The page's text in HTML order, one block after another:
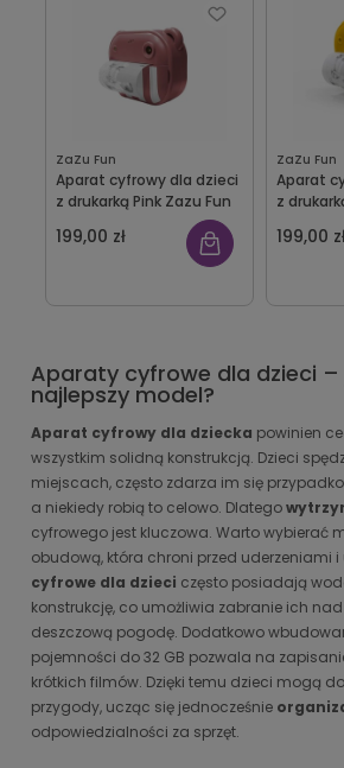
ZaZu Fun
Aparat cyfrowy dla dzieci
z drukarką Pink Zazu Fun
199,00 zł
ZaZu Fun
Aparat
z
199,00
Aparaty cyfrowe dla dzieci
najlepszy model?
Aparat cyfrowy dla dziecka powinien
wszystkim solidną konstrukcją. Dzieci
miejscach, często zdarza im się
a niekiedy robią to celowo. Dlatego
cyfrowego jest kluczowa. Warto wybierać
obudową, która chroni przed uderzeniami
cyfrowe dla dzieci często posiadają
konstrukcję, co umożliwia zabranie ich
deszczową pogodę. Dodatkowo
pojemności do 32 GB pozwala na
krótkich filmów. Dzięki temu dzieci mogą
przygody, ucząc się jednocześnie
odpowiedzialności za sprzęt.